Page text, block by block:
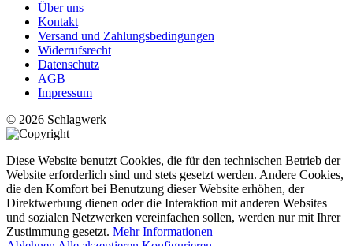
Über uns
Kontakt
Versand und Zahlungsbedingungen
Widerrufsrecht
Datenschutz
AGB
Impressum
© 2026 Schlagwerk
Diese Website benutzt Cookies, die für den technischen Betrieb der
Website erforderlich sind und stets gesetzt werden. Andere Cookies,
die den Komfort bei Benutzung dieser Website erhöhen, der
Direktwerbung dienen oder die Interaktion mit anderen Websites
und sozialen Netzwerken vereinfachen sollen, werden nur mit Ihrer
Zustimmung gesetzt. Mehr Informationen